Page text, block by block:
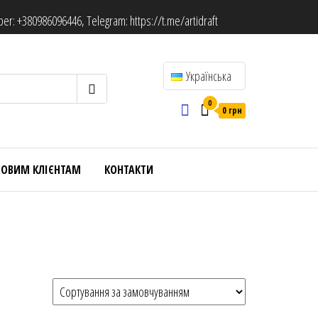
+380986096446, Telegram: https://t.me/artidraft
Українська
0
0 грн
КЛІЄНТАМ КОНТАКТИ